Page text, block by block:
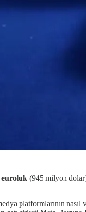
euroluk (945 milyon
platformlarının